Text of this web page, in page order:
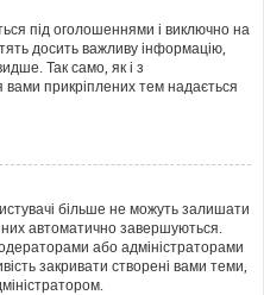
під оголошеннями і виключно на
досить важливу інформацію,
Так само, як і з
прикріплених тем надається
більше не можуть залишати
них автоматично завершуються.
або адміністраторами
закривати створені вами теми,